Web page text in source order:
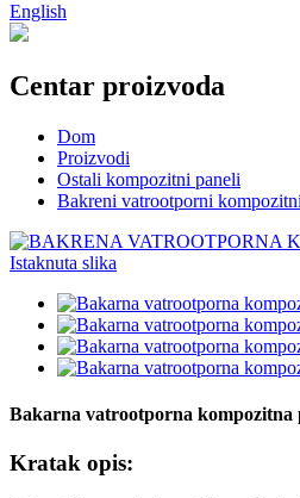
English
Centar proizvoda
Dom
Proizvodi
Ostali kompozitni paneli
Bakreni vatrootporni
Bakarna vatrootporna kompozitna
Kratak opis: